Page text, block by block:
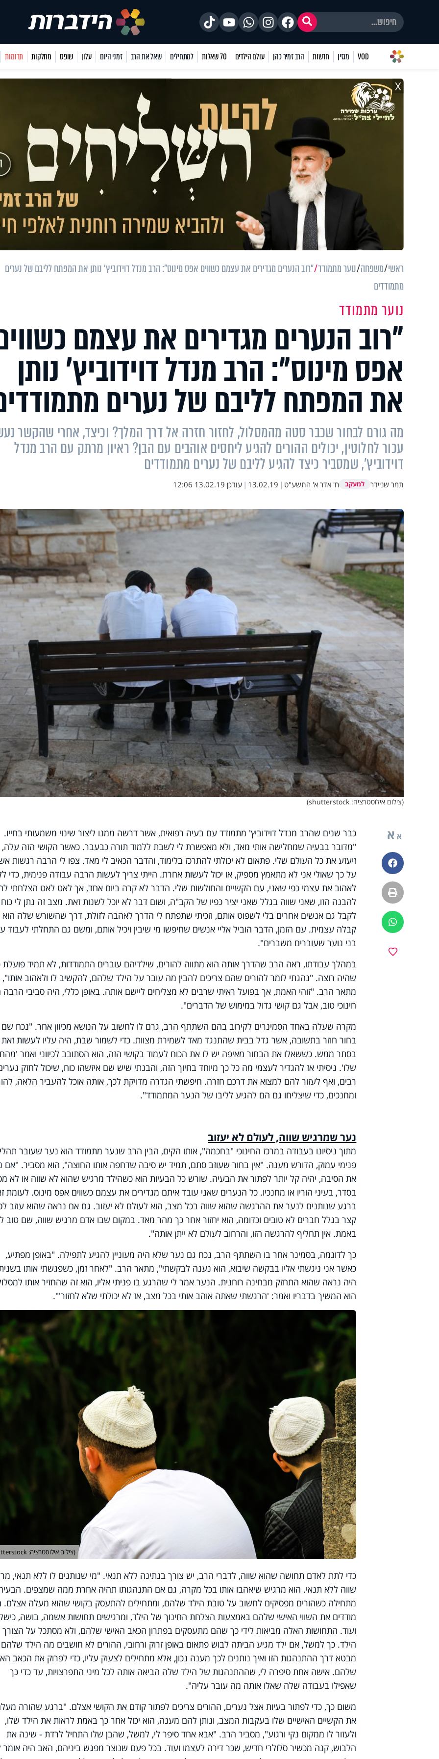
VOD מגזין חדשות הרב זמיר כהן עולם הילדים 70 שאלות למתחילים שאל את הרב זמני היום עלון שופס מחלקות תרומות
X
ראשי משפחה נוער מתמודד "רוב הנערים מגדירים את עצמם כשווים אפס מינוס": הרב מנדל דוידוביץ’ נותן את המפתח לליבם של נערים
מתמודדים
נוער מתמודד
"רוב הנערים מגדירים את עצמם
אפס מינוס": הרב מנדל דוידוביץ’ נותן
את המפתח לליבם של נערים
מה גורם לבחור שכבר סטה מהמסלול, לחזור חזרה אל דרך המלך? וכיצד, אחרי שהקשר
עכור לחלוטין, יכולים ההורים להגיע ליחסים אוהבים עם הבן? ראיון מרתק עם הרב מנדל
דוידוביץ', שמסביר כיצד להגיע לליבם של נערים מתמודדים
תמר שניידר למעקב ח' אדר א' התשע"ט |
13.02.19
| עודכן 13.02.19 12:06
(צילום אילוסטרציה: shutterstock)
א א
פייסבוק
הדפסה
ווטסאפ
כבר שנים שהרב מנדל דוידוביץ' מתמודד עם בעיה רפואית, אשר דרשה ממנו ליצור שינוי משמעותי בחייו.
"מדובר בבעיה שמחלישה אותי מאד, ולא מאפשרת לי לשבת ללמוד תורה כבעבר. כאשר הקושי הזה עלה,
זיעזע את כל העולם שלי. פתאום לא יכולתי להתרכז בלימוד, והדבר הכאיב לי מאד. צפו לי הרבה רגשות
על כך שאולי אני לא מתאמץ מספיק, או יכול לעשות אחרת. הייתי צריך לעשות הרבה עבודה פנימית, כדי
לאהוב את עצמי כפי שאני, עם הקשיים והחולשות שלי. הדבר לא קרה ביום אחד, אך לאט לאט הצלחתי
להבנה הזו, שאני שווה בגלל שאני יציר כפיו של הקב"ה, ושום דבר לא יוכל לשנות זאת. מצב זה נתן לי כוח
לקבל גם אנשים אחרים בלי לשפוט אותם, וזכיתי שתפתח לי הדרך לאהבה לזולת, דרך שהשורש שלה הוא
קבלה עצמית. עם הזמן, הדבר הוביל אליי אנשים שחיפשו מי שיבין ויכיל אותם, ומשם גם התחלתי לעבוד
בני נוער שעוברים משברים".
במהלך עבודתו, ראה הרב שהדרך אותה הוא מתווה להורים, שילדיהם עוברים התמודדות, לא תמיד פועלת
שהיה רוצה. "נהגתי לומר להורים שהם צריכים להבין מה עובר על הילד שלהם, להקשיב לו ולאהוב אותו",
מתאר הרב. "זוהי האמת, אך בפועל ראיתי שרבים לא מצליחים ליישם אותה. באופן כללי, היה סביבי הרבה
חינוכי טוב, אבל גם קושי גדול במימוש של הדברים".
מקרה שעלה באחד הסמינרים לקירוב בהם השתתף הרב, גרם לו לחשוב על הנושא מכיוון אחר. "נכח שם
בחור חוזר בתשובה, אשר גדל בבית שהתנגד מאד לשמירת מצוות. כדי לשמור שבת, היה עליו לעשות זאת
בסתר ממש. כששאלו את הבחור מאיפה יש לו את הכוח לעמוד בקושי הזה, הוא הסתובב לכיווני ואמר
שלו'. ניסיתי אז להגדיר לעצמי מה כל כך מיוחד בחיוך הזה, והבנתי שיש שם איזשהו כוח, שיכול לחזק
רבים, ואף לעזור להם למצוא את דרכם חזרה. חיפשתי הגדרה מדויקת לכך, אותה אוכל להעביר הלאה,
ומחנכים, כדי שיצליחו גם הם להגיע לליבו של הנער המתמודד".
נער שמרגיש שווה, לעולם לא יעזוב
מתוך ניסיונו בעבודה במרכז החינוכי "בחכמה", אותו הקים, הבין הרב שנער מתמודד הוא נער שעובר
פנימי עמוק, הדורש מענה. "אין בחור שעוזב סתם, תמיד יש סיבה שדחפה אותו החוצה", הוא מסביר. "אם
את הסיבה, יהיה קל יותר לפתור את הבעיה. שורש כל הבעיות הוא כשהילד מרגיש שהוא לא שווה או לא
בסדר, בעיני הוריו או מחנכיו. כל הנערים שאני עובד איתם מגדירים את עצמם כשווים אפס מינוס. לעומת
ברגע שנותנים לנער את ההרגשה שהוא שווה בכל מצב, הוא לעולם לא יעזוב. גם אם נראה שהוא עוזב
קצר בגלל חברים לא טובים וכדומה, הוא יחזור אחר כך מהר מאד. במקום שבו אדם מרגיש שווה, שם טוב
באמת. אין תחליף להרגשה הזו, והרחוב לעולם לא ייתן אותה".
כך לדוגמה, בסמינר אחר בו השתתף הרב, נכח גם נער שלא היה מעוניין להגיע לתפילה. "באופן מפתיע,
כאשר אני ניגשתי אליו בבקשה שיבוא, הוא נענה לבקשתי", מתאר הרב. "לאחר זמן, כשפגשתי אותו
היה נראה שהוא התחזק מבחינה רוחנית. הנער אמר לי שהרגע בו פניתי אליו, הוא זה שהחזיר אותו
הוא המשיך בדבריו ואמר: 'הרגשתי שאתה אוהב אותי בכל מצב, אז לא יכולתי שלא לחזור'".
(צילום אילוסטרציה: shutterstock)
כדי לתת לאדם תחושה שהוא שווה, לדברי הרב, יש צורך בנתינה ללא תנאי. "מי שנותנים לו ללא תנאי,
שווה ללא תנאי. הוא מרגיש שיאהבו אותו בכל מקרה, גם אם התנהגותו תהיה אחרת ממה שמצפים.
מתחילה כשהורים מפסיקים לחשוב על טובת הילד שלהם, ומתחילים להתעסק בקושי שהוא מעלה אצלם.
מודדים את השווי האישי שלהם באמצעות הצלחת החינוך של הילד, ומרגישים תחושות אשמה, בושה,
ועוד. התחושות האלה מביאות לידי כך שהם מתעסקים בפתרון הכאב האישי שלהם, ולא מסתכל על
הילד. כך למשל, אם ילד מגיע הביתה לבוש פתאום באופן זרוק ורחובי, ההורים לא חושבים מה הילד שלהם
מבטא דרך ההתנהגות הזו ואיך נותנים לכך מענה נכון, אלא מתחילים לצעוק עליו, כדי לפרוק את הכאב
שלהם. אישה אחת סיפרה לי, שההתנהגות של הילד שלה הביאה אותה לכל מיני התפרצויות, עד כדי כך
שאפילו בעבודה שלה שאלו אותה מה עובר עליה".
משום כך, כדי לפתור בעיות אצל נערים, ההורים צריכים לפתור קודם את הקושי אצלם. "ברגע שהורה
את הקשיים האישיים שלו בעקבות המצב, ונותן להם מענה, הוא יכול אחר כך באמת לראות את הילד שלו,
ולעזור לו ממקום נקי ורגוע", מסביר הרב. "אבא אחד סיפר לי, למשל, שהבן שלו התחיל לרדת - שינה את
הלבוש, קנה מכשיר סלולרי חדיש, שכר דירה לעצמו ועוד. בכל פעם שנוצר מפגש ביניהם, האב היה אומר